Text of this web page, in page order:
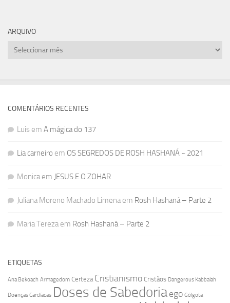
ARQUIVO
Arquivo
COMENTÁRIOS RECENTES
Luis em A mágica do 137
Lia carneiro em OS SEGREDOS DE ROSH HASHANÁ ~ 2021
Monicaem JESUS E O ZOHAR
Juliana Moreno Machado Limenaem Rosh Hashaná – Parte 2
Maria Terezaem Rosh Hashaná – Parte 2
ETIQUETAS
Ana Bekoach Armagedom Certeza Cristianismo Cristãos Dangerous Kabbalah
Doenças Cardíacas Doses de Sabedoriaego Gólgota